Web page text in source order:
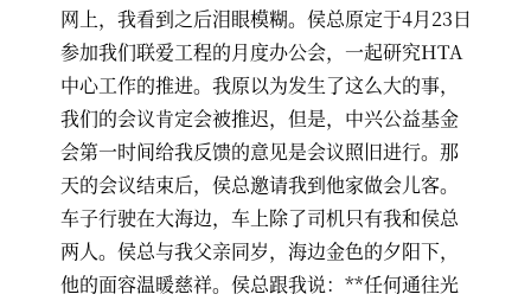
网上，我看到之后泪眼模糊。侯总原定于4月23日
参加我们联爱工程的月度办公会，一起研究HTA
中心工作的推进。我原以为发生了这么大的事，
我们的会议肯定会被推迟，但是，中兴公益基金
会第一时间给我反馈的意见是会议照旧进行。那
天的会议结束后，侯总邀请我到他家做会儿客。
车子行驶在大海边，车上除了司机只有我和侯总
两人。侯总与我父亲同岁，海边金色的夕阳下，
他的面容温暖慈祥。侯总跟我说：**任何通往光